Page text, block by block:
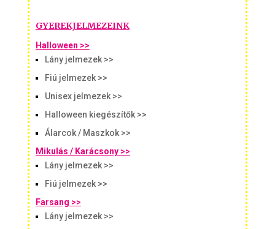
GYEREKJELMEZEINK
Halloween >>
Lány jelmezek >>
Fiú jelmezek >>
Unisex jelmezek >>
Halloween kiegészítők >>
Álarcok / Maszkok >>
Mikulás / Karácsony >>
Lány jelmezek >>
Fiú jelmezek >>
Farsang >>
Lány jelmezek >>